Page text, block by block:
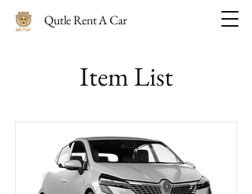
Qutle Rent A Car
Item List